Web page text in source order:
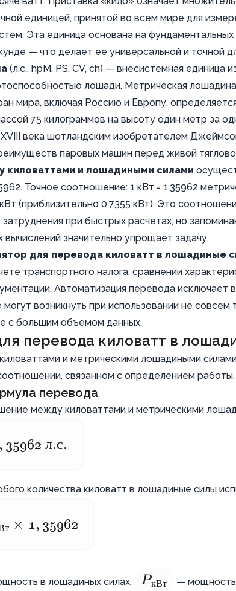
единицей, принятой во всем мире для
Эта единица основана на
— что делает ее универсальной и точной
(л.с., hpM, PS, CV, ch) — внесистемная единица
лошади. Метрическая
мира, включая Россию и Европу,
75 килограммов на высоту один метр за
века шотландским изобретателем
паровых машин перед живой
киловаттами и лошадиными силами
Точное соотношение: 1 кВт = 1,35962
(приблизительно 0,7355 кВт). Это
при быстрых расчетах, но
вычислений значительно упрощает задачу.
для перевода киловатт в лошадиные
транспортного налога, сравнении
Автоматизация перевода исключает
возникнуть при использовании не совсем
с большим объемом данных.
перевода киловатт в
и метрическими лошадиными
связанном с определением
перевода
между киловаттами и метрическими
, 35962 л.с.
количества киловатт в лошадиные силы
× 1, 35962
в лошадиных силах, PкВт — мощность